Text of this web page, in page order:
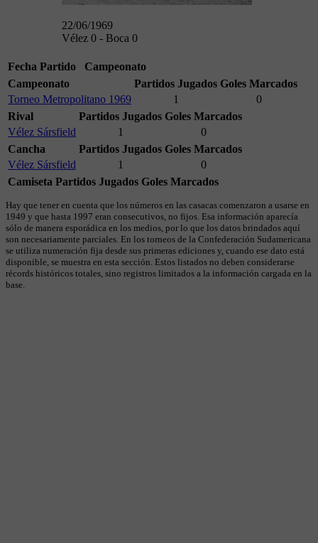
22/06/1969
Vélez 0 - Boca 0
Fecha Partido
Campeonato
Campeonato
Partidos Jugados Goles Marcados
Torneo Metropolitano 1969
1
0
Rival
Partidos Jugados Goles Marcados
Vélez Sársfield
1
0
Cancha
Partidos Jugados Goles Marcados
Vélez Sársfield
1
0
Camiseta Partidos Jugados Goles Marcados
Hay que tener en cuenta que los números en las casacas comenzaron a usarse en
1949 y que hasta 1997 eran consecutivos, no fijos. Esa información aparecía
sólo de manera esporádica en los medios, por lo que los datos brindados aquí
son necesariamente parciales. En los torneos de la Confederación Sudamericana
se utiliza numeración fija desde sus primeras ediciones y, cuando ese dato está
disponible, se muestra en esta sección. Estos listados no deben considerarse
récords históricos totales, sino registros limitados a la información cargada en la
base.